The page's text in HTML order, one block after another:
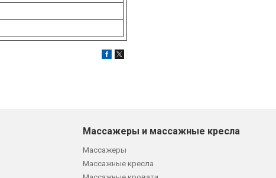
Массажеры и массажные кресла
Массажеры
Массажные кресла